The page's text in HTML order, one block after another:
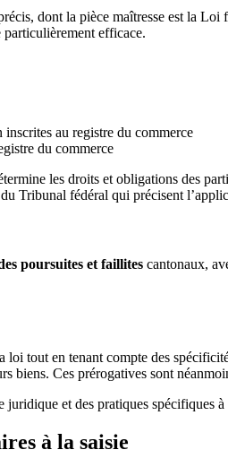
dont la pièce maîtresse est la
efficace.
au registre du commerce
du commerce
les droits et obligations des
Tribunal fédéral qui précisent
poursuites et faillites cantonaux,
tout en tenant compte des
biens. Ces prérogatives sont
et des pratiques
à la saisie